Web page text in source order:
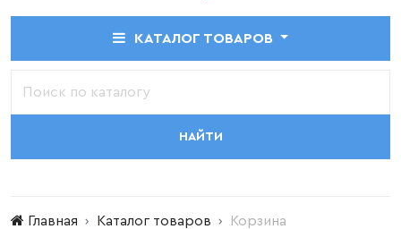
КАТАЛОГ ТОВАРОВ
НАЙТИ
Главная Каталог товаров Корзина